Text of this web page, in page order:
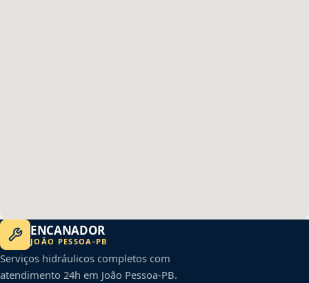
ENCANADOR
JOÃO PESSOA -PB
Serviços hidráulicos completos com
atendimento 24h em João Pessoa-PB.